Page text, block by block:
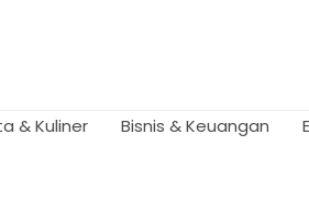
& Kuliner Bisnis & Keuangan